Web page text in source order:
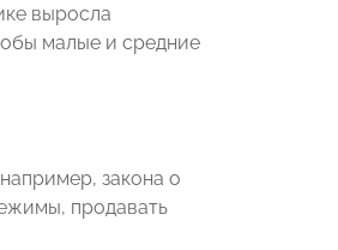
выросла
малые и средние
закона о
продавать